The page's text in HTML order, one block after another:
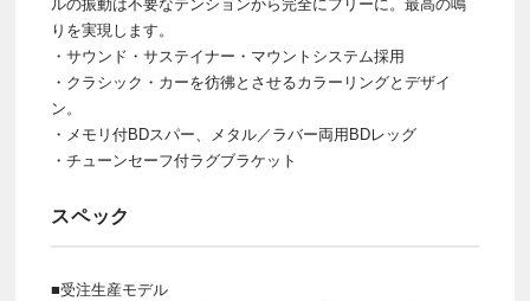
ルの振動は不要なテンションから完全にフリーに。最高の鳴
りを実現します。
・サウンド・サステイナー・マウントシステム採用
・クラシック・カーを彷彿とさせるカラーリングとデザイ
ン。
・メモリ付BDスパー、メタル／ラバー両用BDレッグ
・チューンセーフ付ラグブラケット
スペック
■受注生産モデル